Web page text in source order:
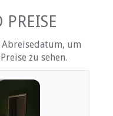
GELÄNDE
um
zu sehen.